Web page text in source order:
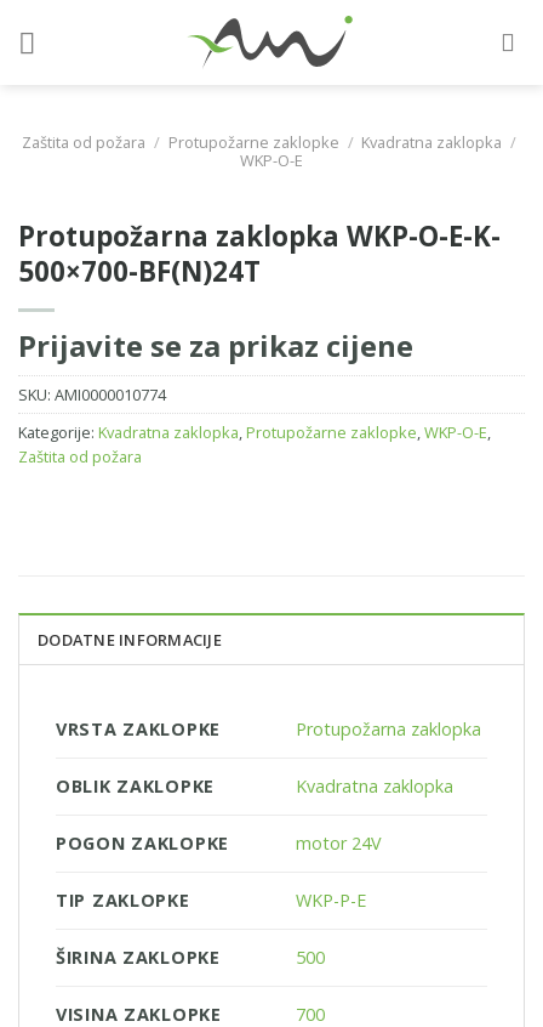
Zaštita od požara / Protupožarne zaklopke / Kvadratna zaklopka /
WKP-O-E
Protupožarna zaklopka WKP-O-E-K-
500×700-BF(N)24T
Prijavite se za prikaz cijene
SKU: AMI0000010774
Kategorije: Kvadratna zaklopka, Protupožarne zaklopke,WKP-O-E,
Zaštita od požara
DODATNE INFORMACIJE
VRSTA ZAKLOPKE Protupožarna zaklopka
OBLIK ZAKLOPKE Kvadratna zaklopka
POGON ZAKLOPKE motor 24V
TIP ZAKLOPKE WKP-P-E
ŠIRINA ZAKLOPKE 500
VISINA ZAKLOPKE 700